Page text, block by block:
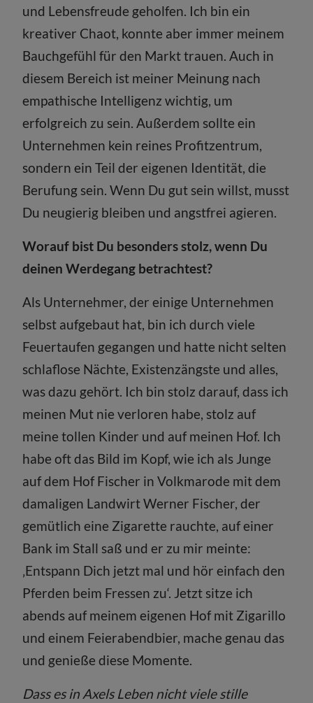
und Lebensfreude geholfen. Ich bin ein
kreativer Chaot, konnte aber immer meinem
Bauchgefühl für den Markt trauen. Auch in
diesem Bereich ist meiner Meinung nach
empathische Intelligenz wichtig, um
erfolgreich zu sein. Außerdem sollte ein
Unternehmen kein reines Profitzentrum,
sondern ein Teil der eigenen Identität, die
Berufung sein. Wenn Du gut sein willst, musst
Du neugierig bleiben und angstfrei agieren.
Worauf bist Du besonders stolz, wenn Du
deinen Werdegang betrachtest?
Als Unternehmer, der einige Unternehmen
selbst aufgebaut hat, bin ich durch viele
Feuertaufen gegangen und hatte nicht selten
schlaflose Nächte, Existenzängste und alles,
was dazu gehört. Ich bin stolz darauf, dass ich
meinen Mut nie verloren habe, stolz auf
meine tollen Kinder und auf meinen Hof. Ich
habe oft das Bild im Kopf, wie ich als Junge
auf dem Hof Fischer in Volkmarode mit dem
damaligen Landwirt Werner Fischer, der
gemütlich eine Zigarette rauchte, auf einer
Bank im Stall saß und er zu mir meinte:
‚Entspann Dich jetzt mal und hör einfach den
Pferden beim Fressen zu‘. Jetzt sitze ich
abends auf meinem eigenen Hof mit Zigarillo
und einem Feierabendbier, mache genau das
und genieße diese Momente.
Dass es in Axels Leben nicht viele stille